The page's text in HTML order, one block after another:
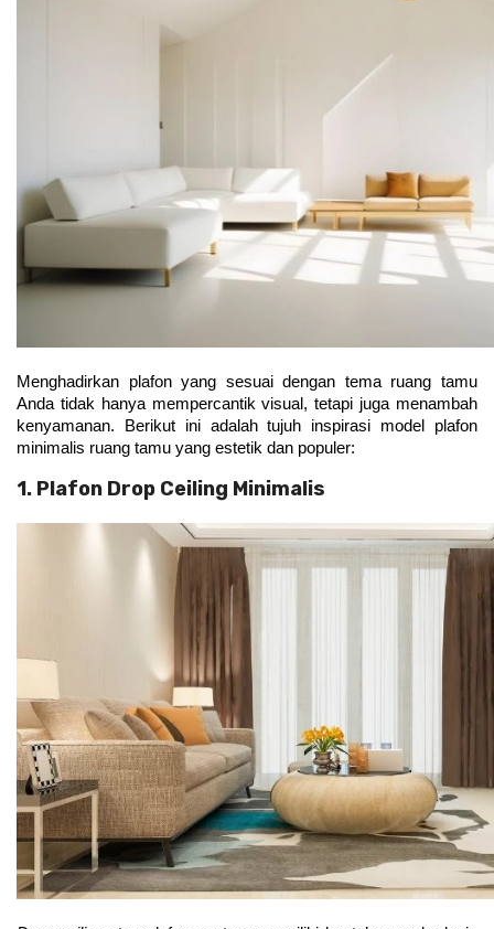
Menghadirkan plafon yang sesuai dengan tema ruang tamu
Anda tidak hanya mempercantik visual, tetapi juga menambah
kenyamanan. Berikut ini adalah tujuh inspirasi model plafon
minimalis ruang tamu yang estetik dan populer:
1. Plafon Drop Ceiling Minimalis